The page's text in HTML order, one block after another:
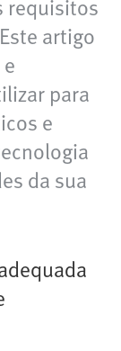
requisitos
artigo
para
e
da sua